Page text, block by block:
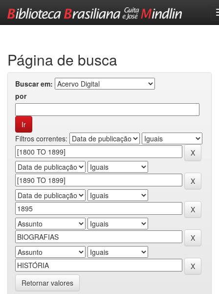
Página de busca
Buscar em:
por
Filtros correntes:
Retornar valores